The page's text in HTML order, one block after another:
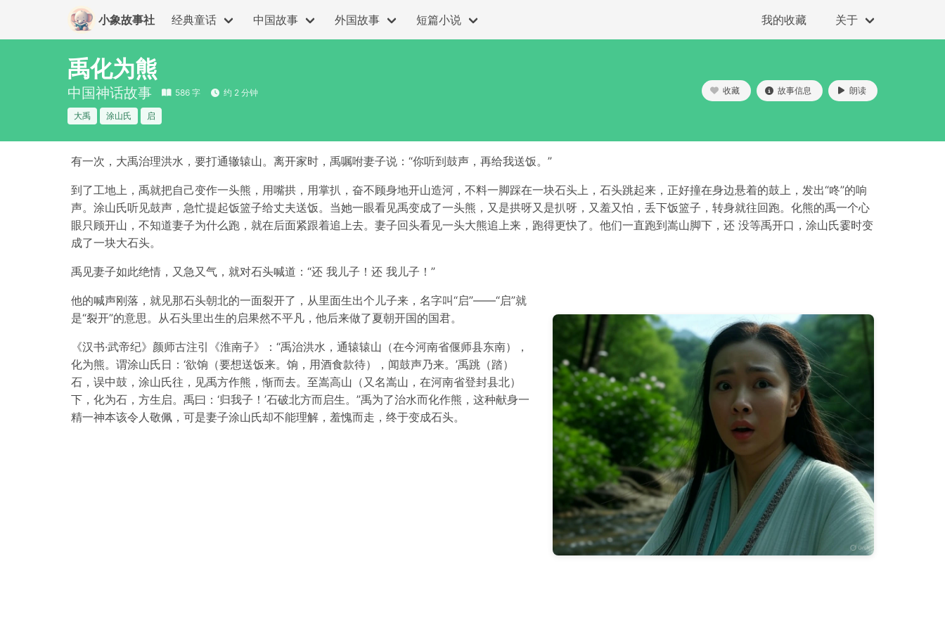
小象故事社 经典童话 中国故事 外国故事 短篇小说 我的收藏 关于
禹化为熊
中国神话故事 586 字 约 2 分钟
大禹 涂山氏 启
收藏 故事信息 朗读
有一次，大禹治理洪水，要打通辙辕山。离开家时，禹嘱咐妻子说：“你听到鼓声，再给我送饭。”
到了工地上，禹就把自己变作一头熊，用嘴拱，用掌扒，奋不顾身地开山造河，不料一脚踩在一块石头上，石头跳起来，正好撞在身边悬着的鼓上，发出“咚”的响
声。涂山氏听见鼓声，急忙提起饭篮子给丈夫送饭。当她一眼看见禹变成了一头熊，又是拱呀又是扒呀，又羞又怕，丢下饭篮子，转身就往回跑。化熊的禹一个心
眼只顾开山，不知道妻子为什么跑，就在后面紧跟着追上去。妻子回头看见一头大熊追上来，跑得更快了。他们一直跑到嵩山脚下，还 没等禹开口，涂山氏霎时变
成了一块大石头。
禹见妻子如此绝情，又急又气，就对石头喊道：“还 我儿子！还 我儿子！”
他的喊声刚落，就见那石头朝北的一面裂开了，从里面生出个儿子来，名字叫“启”——“启”就
是“裂开”的意思。从石头里出生的启果然不平凡，他后来做了夏朝开国的国君。
《汉书·武帝纪》颜师古注引《淮南子》：“禹治洪水，通辕辕山（在今河南省偃师县东南），
化为熊。谓涂山氏日：‘欲饷（要想送饭来。饷，用酒食款待），闻鼓声乃来。’禹跳（踏）
石，误中鼓，涂山氏往，见禹方作熊，惭而去。至嵩高山（又名嵩山，在河南省登封县北）
下，化为石，方生启。禹曰：‘归我子！’石破北方而启生。”禹为了治水而化作熊，这种献身一
精一神本该令人敬佩，可是妻子涂山氏却不能理解，羞愧而走，终于变成石头。